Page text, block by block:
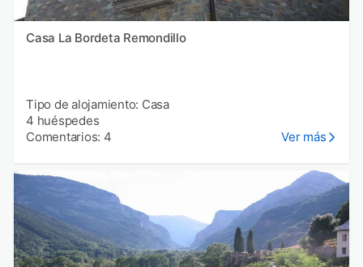
Casa La Bordeta Remondillo
Tipo de alojamiento: Casa
4 huéspedes
Comentarios: 4
Ver más